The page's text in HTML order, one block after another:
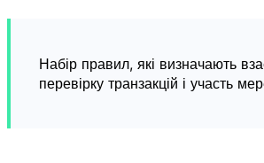
Набір правил, які визначають
перевірку транзакцій і участь